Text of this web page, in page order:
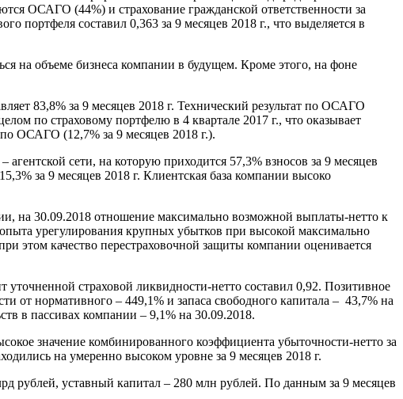
ОСАГО (44%) и страхование гражданской ответственности за
портфеля составил 0,363 за 9 месяцев 2018 г., что выделяется в
на объеме бизнеса компании в будущем. Кроме этого, на фоне
83,8% за 9 месяцев 2018 г. Технический результат по ОСАГО
по страховому портфелю в 4 квартале 2017 г., что оказывает
ОСАГО (12,7% за 9 месяцев 2018 г.).
сети, на которую приходится 57,3% взносов за 9 месяцев
за 9 месяцев 2018 г. Клиентская база компании высоко
на 30.09.2018 отношение максимально возможной выплаты-нетто к
урегулирования крупных убытков при высокой максимально
этом качество перестраховочной защиты компании оценивается
страховой ликвидности-нетто составил 0,92. Позитивное
от нормативного – 449,1% и запаса свободного капитала – 43,7% на
в пассивах компании – 9,1% на 30.09.2018.
значение комбинированного коэффициента убыточности-нетто за
на умеренно высоком уровне за 9 месяцев 2018 г.
рублей, уставный капитал – 280 млн рублей. По данным за 9 месяцев